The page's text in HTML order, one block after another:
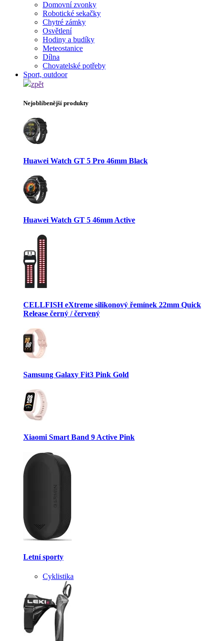
Domovní zvonky
Robotické sekačky
Chytré zámky
Osvětlení
Hodiny a budíky
Meteostanice
Dílna
Chovatelské potřeby
Sport, outdoor
zpět
Nejoblíbenější produkty
Huawei Watch GT 5 Pro 46mm Black
Huawei Watch GT 5 46mm Active
CELLFISH eXtreme silikonový řemínek 22mm Quick
Release černý / červený
Samsung Galaxy Fit3 Pink Gold
Xiaomi Smart Band 9 Active Pink
Letní sporty
Cyklistika